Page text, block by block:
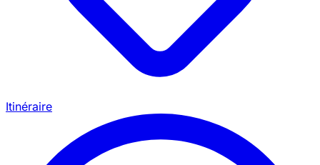
Itinéraire